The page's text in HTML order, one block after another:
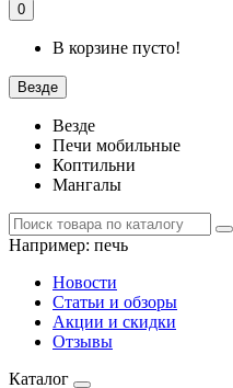
0
В корзине пусто!
Везде
Везде
Печи мобильные
Коптильни
Мангалы
Например: печь
Новости
Статьи и обзоры
Акции и скидки
Отзывы
Каталог